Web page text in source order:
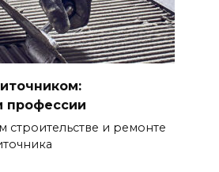
профессии
строительстве и ремонте